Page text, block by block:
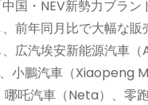
国・NEV新勢力ブラン
前年同月比で大幅な販
広汽埃安新能源汽車（
小鵬汽車（Xiaopeng
吒汽車（Neta）、零